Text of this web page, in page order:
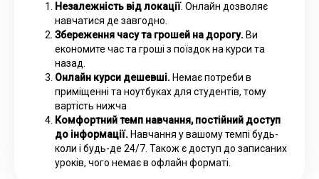
Незалежність від локації. Онлайн дозволяє
навчатися де завгодно.
Збереження часу та грошей на дорогу. Ви
економите час та гроші з поїздок на курси та
назад.
Онлайн курси дешевші. Немає потреби в
приміщенні та ноутбуках для студентів, тому
вартість нижча
Комфортний темп навчання, постійний доступ
до інформації. Навчання у вашому темпі будь-
коли і будь-де 24/7. Також є доступ до записаних
уроків, чого немає в офлайн форматі.